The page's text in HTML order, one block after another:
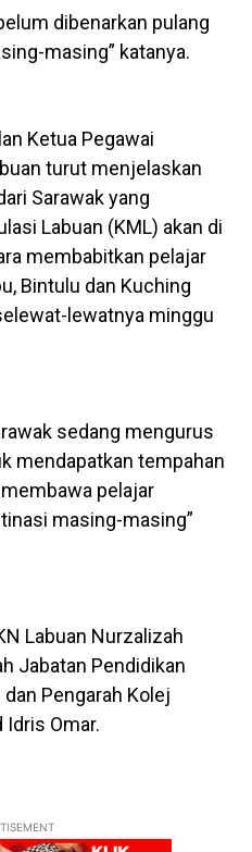
dibenarkan pulang
masing” katanya.
Ketua Pegawai
turut menjelaskan
Sarawak yang
Labuan (KML) akan di
membabitkan pelajar
Bintulu dan Kuching
lewatnya minggu
sedang mengurus
mendapatkan tempahan
pelajar
masing-masing”
Labuan Nurzalizah
Jabatan Pendidikan
Pengarah Kolej
Idris Omar.